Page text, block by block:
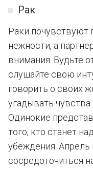
Рак
Раки почувствуют
нежности, а
внимания. Будьте
слушайте свою
говорить о своих
угадывать
Одинокие
того, кто станет
убеждения. Апрель
сосредоточиться